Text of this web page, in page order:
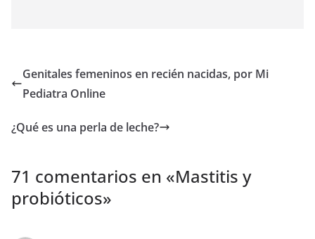
Genitales femeninos en recién nacidas, por Mi
Pediatra Online
¿Qué es una perla de leche?
71 comentarios en «Mastitis y
probióticos»